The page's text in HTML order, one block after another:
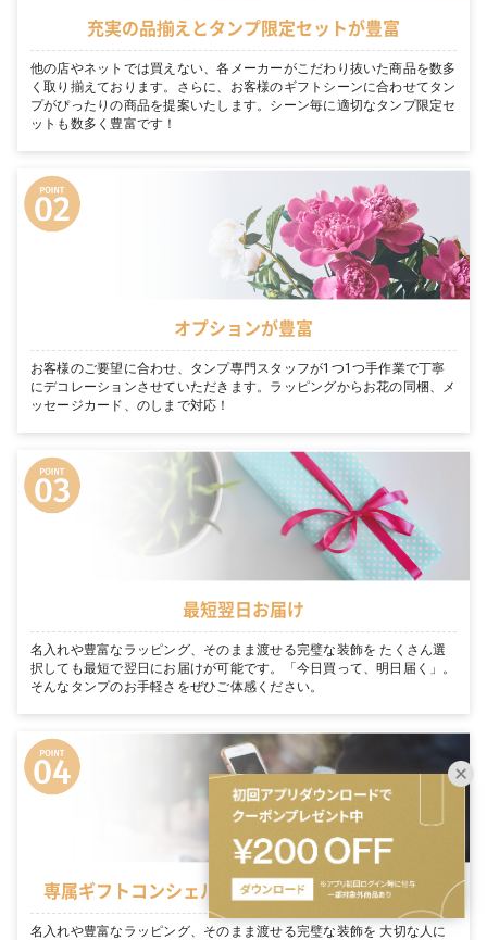
充実の品揃えとタンプ限定セットが豊富
他の店やネットでは買えない、各メーカーがこだわり抜いた商品を数多
く取り揃えております。さらに、お客様のギフトシーンに合わせてタン
プがぴったりの商品を提案いたします。シーン毎に適切なタンプ限定セ
ットも数多く豊富です！
オプションが豊富
お客様のご要望に合わせ、タンプ専門スタッフが1つ1つ手作業で丁寧
にデコレーションさせていただきます。ラッピングからお花の同梱、メ
ッセージカード、のしまで対応！
最短翌日お届け
名入れや豊富なラッピング、そのまま渡せる完璧な装飾を たくさん選
択しても最短で翌日にお届けが可能です。「今日買って、明日届く」。
そんなタンプのお手軽さをぜひご体感ください。
専属ギフトコンシェルジュがお客様を徹底サポート
名入れや豊富なラッピング、そのまま渡せる完璧な装飾を 大切な人に